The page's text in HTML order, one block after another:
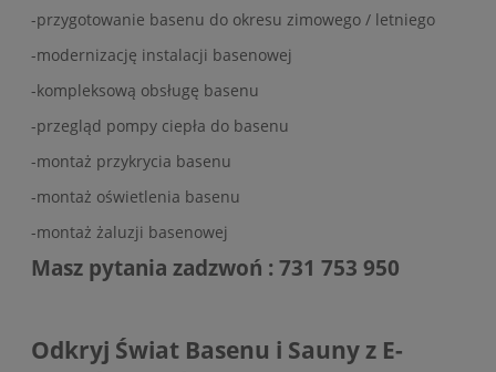
-przygotowanie basenu do okresu zimowego / letniego
-modernizację instalacji basenowej
-kompleksową obsługę basenu
-przegląd pompy ciepła do basenu
-montaż przykrycia basenu
-montaż oświetlenia basenu
-montaż żaluzji basenowej
Masz pytania zadzwoń : 731 753 950
Odkryj Świat Basenu i Sauny z E-